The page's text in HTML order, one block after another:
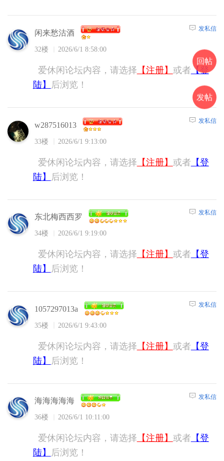
闲来愁沽酒
32楼 2026/6/1 8:58:00
发私信
爱休闲论坛内容，请选择 【注册】 或者 【登
陆】
后浏览！
w287516013
33楼 2026/6/1 9:13:00
发私信
爱休闲论坛内容，请选择 【注册】 或者 【登
陆】
后浏览！
东北梅西西罗
34楼 2026/6/1 9:19:00
发私信
爱休闲论坛内容，请选择 【注册】 或者 【登
陆】
后浏览！
1057297013a
35楼 2026/6/1 9:43:00
发私信
爱休闲论坛内容，请选择 【注册】 或者 【登
陆】
后浏览！
海海海海海
36楼 2026/6/1 10:11:00
发私信
爱休闲论坛内容，请选择 【注册】 或者 【登
陆】
后浏览！
回帖
发帖